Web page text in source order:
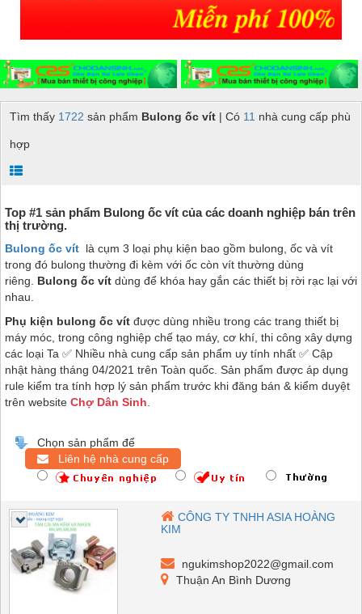
Tìm thấy 1722 sản phẩm Bulong ốc vít | Có 11 nhà cung cấp phù
hợp
Top #1 sản phẩm Bulong ốc vít của các doanh nghiệp bán trên
thị trường.
Bulong ốc vít là cụm 3 loại phụ kiện bao gồm bulong, ốc và vít
trong đó bulong thường đi kèm với ốc còn vít thường dùng
riêng.
Bulong ốc vít dùng để khóa hay gắn các thiết bị rời rạc lại với
nhau.
Phụ kiện bulong ốc vít được dùng nhiều trong các trang thiết bị
máy móc, trong công nghiệp chế tạo máy, cơ khí, thi công xây dựng
các loại Ta ✅ Nhiều nhà cung cấp sản phẩm uy tính nhất ✅ Cập
nhật hàng tháng 04/2021 trên Toàn quốc. Sản phẩm được áp dụng
rule kiểm tra tính hợp lý sản phẩm trước khi đăng bán & kiểm duyệt
trên website Chợ Dân Sinh
Chọn sản phẩm để
Liên hệ nhà cung cấp
CÔNG TY TNHH ASIA HOÀNG
KIM
ngukimshop2022@gmail.com
Thuận An Bình Dương